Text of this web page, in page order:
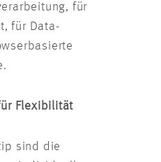
für
für Data-
Flexibilität
sind die